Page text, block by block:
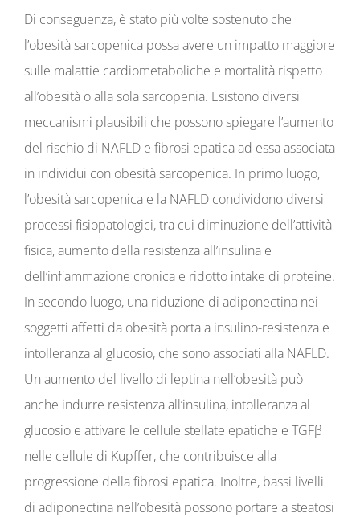
Di conseguenza, è stato più volte sostenuto che
l’obesità sarcopenica possa avere un impatto maggiore
sulle malattie cardiometaboliche e mortalità rispetto
all’obesità o alla sola sarcopenia. Esistono diversi
meccanismi plausibili che possono spiegare l’aumento
del rischio di NAFLD e fibrosi epatica ad essa associata
in individui con obesità sarcopenica. In primo luogo,
l’obesità sarcopenica e la NAFLD condividono diversi
processi fisiopatologici, tra cui diminuzione dell’attività
fisica, aumento della resistenza all’insulina e
dell’infiammazione cronica e ridotto intake di proteine.
In secondo luogo, una riduzione di adiponectina nei
soggetti affetti da obesità porta a insulino-resistenza e
intolleranza al glucosio, che sono associati alla NAFLD.
Un aumento del livello di leptina nell’obesità può
anche indurre resistenza all’insulina, intolleranza al
glucosio e attivare le cellule stellate epatiche e TGFβ
nelle cellule di Kupffer, che contribuisce alla
progressione della fibrosi epatica. Inoltre, bassi livelli
di adiponectina nell’obesità possono portare a steatosi